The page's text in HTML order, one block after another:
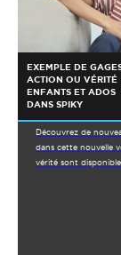
EXEMPLE DE
ACTION OU VÉRITÉ
ENFANTS ET ADOS
DANS SPIKY
Découvrez de
dans cette nouvelle
vérité sont